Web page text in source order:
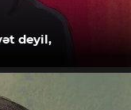
deyil,